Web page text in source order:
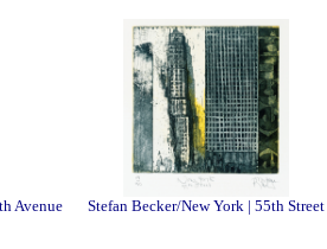
Avenue Stefan Becker/New York | 55th Street